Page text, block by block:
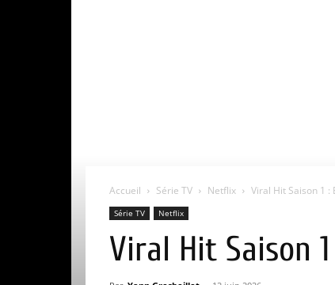
Accueil Série TV Netflix Viral Hit Saison 1 :
Série TV Netflix
Viral Hit Saison